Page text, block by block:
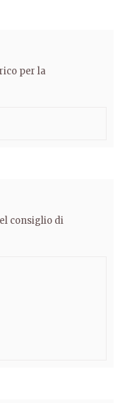
per la
consiglio di